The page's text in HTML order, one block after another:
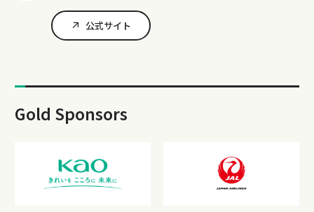
公式サイト
Gold Sponsors